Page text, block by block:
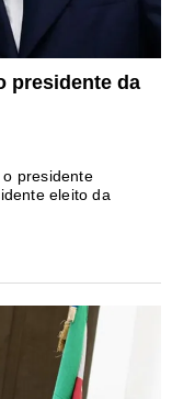
presidente da
presidente
eleito da